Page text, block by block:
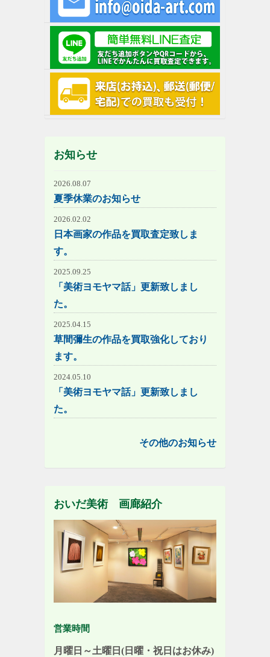
お知らせ
2026.08.07
夏季休業のお知らせ
2026.02.02
日本画家の作品を買取査定致しま
す。
2025.09.25
「美術ヨモヤマ話」更新致しまし
た。
2025.04.15
草間彌生の作品を買取強化しており
ます。
2024.05.10
「美術ヨモヤマ話」更新致しまし
た。
その他のお知らせ
おいだ美術 画廊紹介
営業時間
月曜日～土曜日(日曜・祝日はお休み)